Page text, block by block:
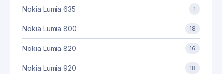
Nokia Lumia 635 1
Nokia Lumia 800 18
Nokia Lumia 820 16
Nokia Lumia 920 18